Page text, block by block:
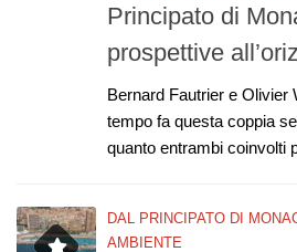
Principato di
prospettive
Bernard Fautrier e Olivier
tempo fa questa coppia
quanto entrambi coinvolti
DAL PRINCIPATO DI
AMBIENTE